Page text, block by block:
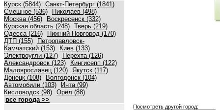
Курск (5844) Санкт-Петербург (1841)
Смешное (536)
Николаев (498)
Москва (456)
Воскресенск (332)
Курская область (248) Тверь (219)
Одесса (216)
Нижний Новгород (170)
ДТП (155)
Петропавловск-
Камчатский (153)
Киев (133)
Электроугли (127)
Нерехта (126)
Александровск (123)
Кингисепп (122)
Малоярославец (120) Якутск (117)
Донецк (108)
Волгодонск (104)
Автомобили (103)
Инта (99)
Кисловодск (98) Орёл (88)
все города >>
Посмотреть другой город: